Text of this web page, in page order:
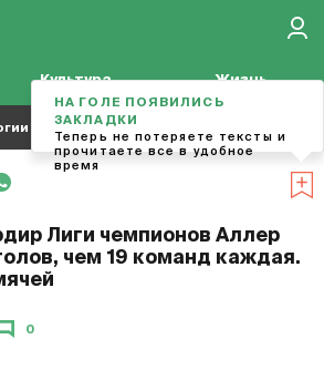
Культура Жизнь
Кино Футбол
Лиги чемпионов Аллер
чем 19 команд каждая.
0
НА ГОЛЕ ПОЯВИЛИСЬ
ЗАКЛАДКИ
Теперь не потеряете тексты и
прочитаете все в удобное
время